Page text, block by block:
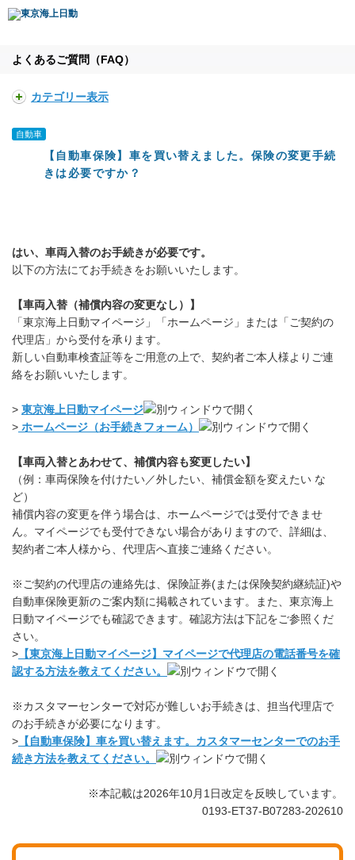
よくあるご質問（FAQ）
カテゴリー表示
自動車
【自動車保険】車を買い替えました。保険の変更手続
きは必要ですか？
はい、車両入替のお手続きが必要です。
以下の方法にてお手続きをお願いいたします。
【車両入替（補償内容の変更なし）】
「東京海上日動マイページ」「ホームページ」または「ご契約の
代理店」から受付を承ります。
新しい自動車検査証等をご用意の上で、契約者ご本人様よりご連
絡をお願いいたします。
> 東京海上日動マイページ
> ホームページ（お手続きフォーム）
【車両入替とあわせて、補償内容も変更したい】
（例：車両保険を付けたい／外したい、補償金額を変えたい な
ど）
補償内容の変更を伴う場合は、ホームページでは受付できませ
ん。マイページでも受付できない場合がありますので、詳細は、
契約者ご本人様から、代理店へ直接ご連絡ください。
※ご契約の代理店の連絡先は、保険証券(または保険契約継続証)や
自動車保険更新のご案内類に掲載されています。また、東京海上
日動マイページでも確認できます。確認方法は下記をご参照くだ
さい。
> 【東京海上日動マイページ】マイページで代理店の電話番号を確
認する方法を教えてください。
※カスタマーセンターで対応が難しいお手続きは、担当代理店で
のお手続きが必要になります。
> 【自動車保険】車を買い替えます。カスタマーセンターでのお手
続き方法を教えてください。
※本記載は2026年10月1日改定を反映しています。
0193-ET37-B07283-202610